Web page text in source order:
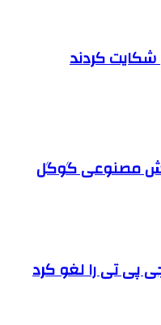
مصنوعی گوگل
پی تی را لغو کرد